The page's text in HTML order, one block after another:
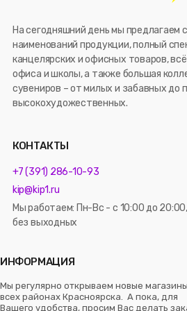
На сегодняшний день мы предлагаем
наименований продукции, полный
канцелярских и офисных товаров,
офиса и школы, а также большая
сувениров – от милых и забавных до
высокохудожественных.
КОНТАКТЫ
+7 (391) 286-10-93
kip@kip1.ru
Мы работаем: Пн-Вс - с 10:00 до 20:00,
без выходных
ИНФОРМАЦИЯ
Мы регулярно открываем новые
всех районах Красноярска. А пока, для
Вашего удобства, просим Вас делать